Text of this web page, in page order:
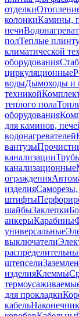
отделки
колонкиКамины,
печи
полТеплые
климатической
оборудования
циркуляционные
водыДымоходы и
техникой
теплого пола
оборудования
для каминов,
водонагревателей
вантузы
канализации
канализационные
ограждения
изделия
штифты
шайбыЗаклепки
анкерыКарабины
универсальные
выключатели
штепсели
изделияКлеммы
для прокладки
кабель